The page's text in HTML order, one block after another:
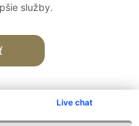
Live chat
služby.